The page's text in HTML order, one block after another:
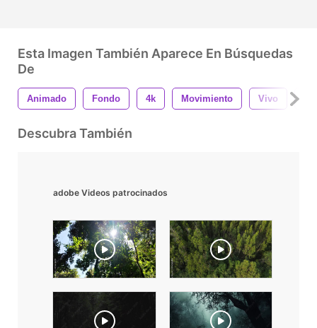
Esta Imagen También Aparece En Búsquedas
De
Animado Fondo 4k Movimiento Vivo
Descubra También
adobe Videos patrocinados